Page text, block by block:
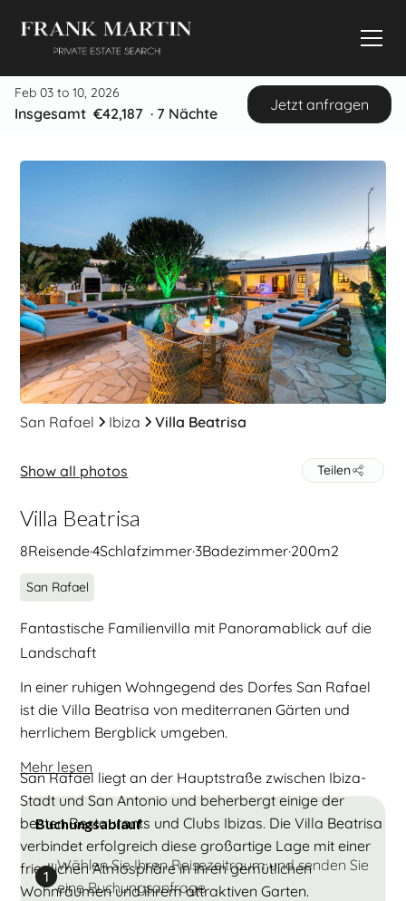
Feb 03 to 10, 2026
Insgesamt €42,187 · 7 Nächte
Jetzt anfragen
San Rafael Ibiza Villa Beatrisa
Show all photos
Villa Beatrisa
8Reisende·4Schlafzimmer·3Badezimmer·200m2
San Rafael
Teilen
Fantastische Familienvilla mit Panoramablick auf die
Landschaft
In einer ruhigen Wohngegend des Dorfes San Rafael
ist die Villa Beatrisa von mediterranen Gärten und
herrlichem Bergblick umgeben.
San Rafael liegt an der Hauptstraße zwischen Ibiza-
Stadt und San Antonio und beherbergt einige der
besten Restaurants und Clubs Ibizas. Die Villa Beatrisa
verbindet erfolgreich diese großartige Lage mit einer
friedlichen Atmosphäre in ihren gemütlichen
Wohnräumen und ihrem attraktiven Garten.
Mehr lesen
Buchungsablauf
1
Wählen Sie Ihren Reisezeitraum und senden Sie
eine Buchungsanfrage